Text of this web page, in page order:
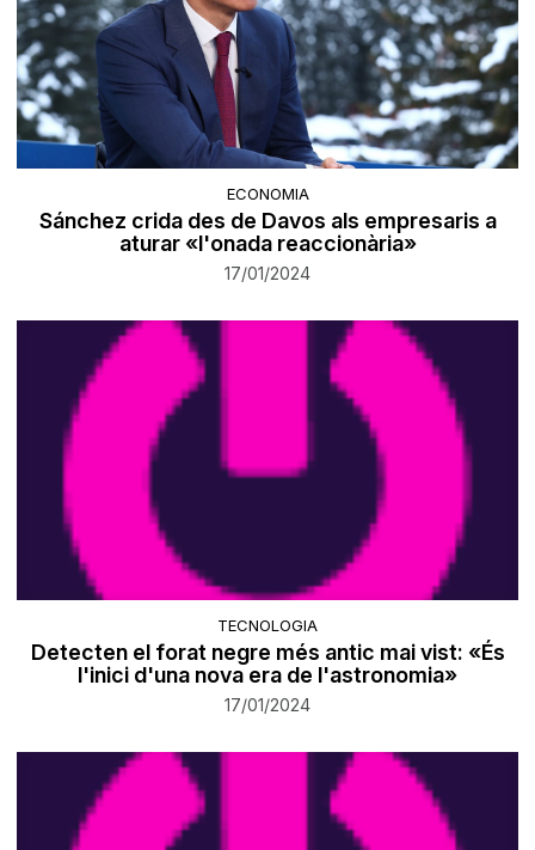
ECONOMIA
Sánchez crida des de Davos als empresaris a
aturar «l'onada reaccionària»
17/01/2024
TECNOLOGIA
Detecten el forat negre més antic mai vist: «És
l'inici d'una nova era de l'astronomia»
17/01/2024